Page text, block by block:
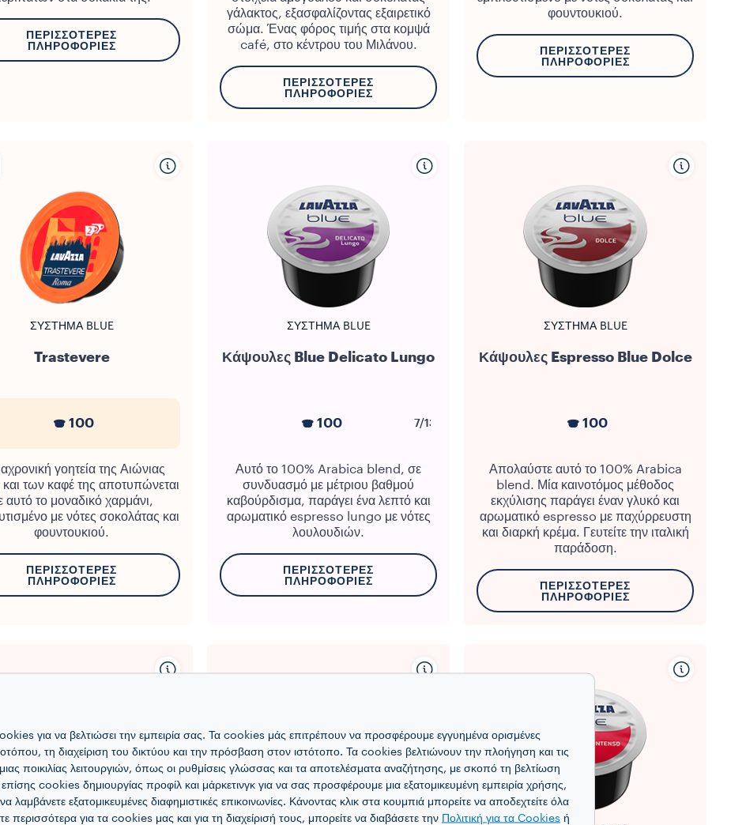
ΠΕΡΙΣΣΌΤΕΡΕΣ
ΠΛΗΡΟΦΟΡΊΕΣ
γάλακτος, εξασφαλίζοντας εξαιρετικό
σώμα. Ένας φόρος τιμής στα κομψά
café, στο κέντρου του Μιλάνου.
ΠΕΡΙΣΣΌΤΕΡΕΣ
ΠΛΗΡΟΦΟΡΊΕΣ
φουντουκιού.
ΠΕΡΙΣΣΌΤΕΡΕΣ
ΠΛΗΡΟΦΟΡΊΕΣ
ΣΎΣΤΗΜΑ BLUE
Trastevere
100
γοητεία της Αιώνιας
των καφέ της αποτυπώνεται
αυτό το μοναδικό χαρμάνι,
με νότες σοκολάτας και
φουντουκιού.
ΠΕΡΙΣΣΌΤΕΡΕΣ
ΠΛΗΡΟΦΟΡΊΕΣ
ΣΎΣΤΗΜΑ BLUE
Κάψουλες Blue Delicato Lungo
100 7/13
Αυτό το 100% Arabica blend, σε
συνδυασμό με μέτριου βαθμού
καβούρδισμα, παράγει ένα λεπτό και
αρωματικό espresso lungo με νότες
λουλουδιών.
ΠΕΡΙΣΣΌΤΕΡΕΣ
ΠΛΗΡΟΦΟΡΊΕΣ
ΣΎΣΤΗΜΑ BLUE
Κάψουλες Espresso Blue Dolce
100
Απολαύστε αυτό το 100% Arabica
blend. Μία καινοτόμος μέθοδος
εκχύλισης παράγει έναν γλυκό και
αρωματικό espresso με παχύρρευστη
και διαρκή κρέμα. Γευτείτε την ιταλική
παράδοση.
ΠΕΡΙΣΣΌΤΕΡΕΣ
ΠΛΗΡΟΦΟΡΊΕΣ
για να βελτιώσει την εμπειρία σας. Τα cookies μάς επιτρέπουν να προσφέρουμε εγγυημένα ορισμένες
τη διαχείριση του δικτύου και την πρόσβαση στον ιστότοπο. Τα cookies βελτιώνουν την πλοήγηση και τις
ποικιλίας λειτουργιών, όπως οι ρυθμίσεις γλώσσας και τα αποτελέσματα αναζήτησης, με σκοπό τη βελτίωση
cookies δημιουργίας προφίλ και μάρκετινγκ για να σας προσφέρουμε μια εξατομικευμένη εμπειρία χρήσης,
λαμβάνετε εξατομικευμένες διαφημιστικές επικοινωνίες. Κάνοντας κλικ στα κουμπιά μπορείτε να αποδεχτείτε όλα
περισσότερα για τα cookies μας και για τη διαχείρισή τους, μπορείτε να διαβάσετε την Πολιτική για τα Cookies ή